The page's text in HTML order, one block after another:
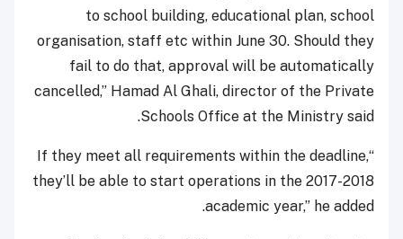
to school building, educational plan, school
organisation, staff etc within June 30. Should they
fail to do that, approval will be automatically
cancelled,” Hamad Al Ghali, director of the Private
Schools Office at the Ministry said.
“If they meet all requirements within the deadline,
they’ll be able to start operations in the 2017-2018
academic year,” he added.